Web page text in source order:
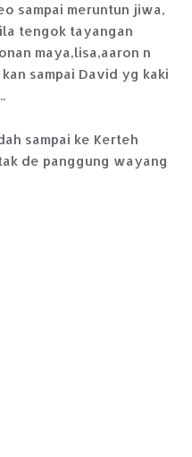
sampai meruntun jiwa,
tengok tayangan
maya,lisa,aaron n
sampai David yg kaki
sampai ke Kerteh
de panggung wayang